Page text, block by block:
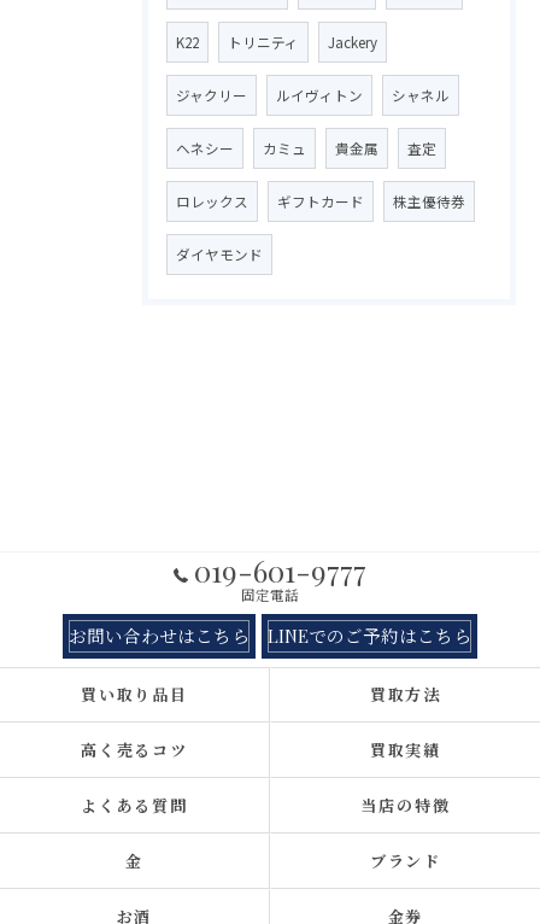
K22 トリニティ Jackery
ジャクリー ルイヴィトン シャネル
ヘネシー カミュ 貴金属 査定
ロレックス ギフトカード 株主優待券
ダイヤモンド
019-601-9777
固定電話
お問い合わせはこちら LINEでのご予約はこちら
買い取り品目 買取方法
高く売るコツ 買取実績
よくある質問 当店の特徴
金 ブランド
お酒 金券